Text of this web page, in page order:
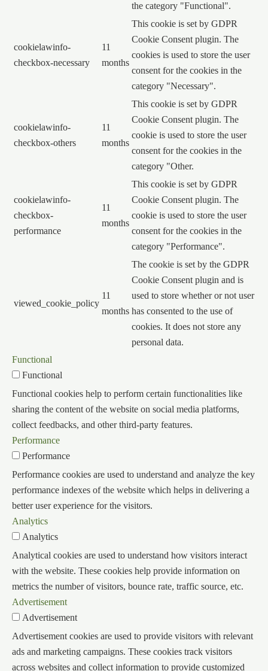
the category "Functional".
cookielawinfo-
checkbox-necessary
11
months
This cookie is set by GDPR
Cookie Consent plugin. The
cookies is used to store the user
consent for the cookies in the
category "Necessary".
cookielawinfo-
checkbox-others
11
months
This cookie is set by GDPR
Cookie Consent plugin. The
cookie is used to store the user
consent for the cookies in the
category "Other.
cookielawinfo-
checkbox-
performance
11
months
This cookie is set by GDPR
Cookie Consent plugin. The
cookie is used to store the user
consent for the cookies in the
category "Performance".
viewed_cookie_policy
11
months
The cookie is set by the GDPR
Cookie Consent plugin and is
used to store whether or not user
has consented to the use of
cookies. It does not store any
personal data.
Functional
Functional
Functional cookies help to perform certain functionalities like
sharing the content of the website on social media platforms,
collect feedbacks, and other third-party features.
Performance
Performance
Performance cookies are used to understand and analyze the key
performance indexes of the website which helps in delivering a
better user experience for the visitors.
Analytics
Analytics
Analytical cookies are used to understand how visitors interact
with the website. These cookies help provide information on
metrics the number of visitors, bounce rate, traffic source, etc.
Advertisement
Advertisement
Advertisement cookies are used to provide visitors with relevant
ads and marketing campaigns. These cookies track visitors
across websites and collect information to provide customized